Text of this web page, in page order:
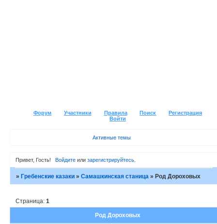
Форум Участники Правила Поиск
Регистрация
Войти
Активные темы
Привет, Гость! Войдитеили зарегистрируйтесь.
»Гребенские казаки »Самашкинская станица »Род Дороховых
Род Дороховых
Страница:1